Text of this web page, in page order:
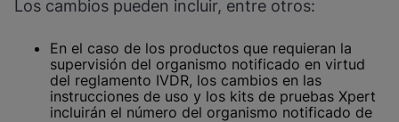
Los cambios pueden incluir, entre otros:
En el caso de los productos que requieran la
supervisión del organismo notificado en virtud
del reglamento IVDR, los cambios en las
instrucciones de uso y los kits de pruebas Xpert
incluirán el número del organismo notificado de